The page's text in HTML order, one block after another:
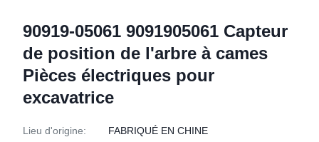
90919-05061 9091905061 Capteur
de position de l'arbre à cames
Pièces électriques pour
excavatrice
Lieu d'origine: FABRIQUÉ EN CHINE